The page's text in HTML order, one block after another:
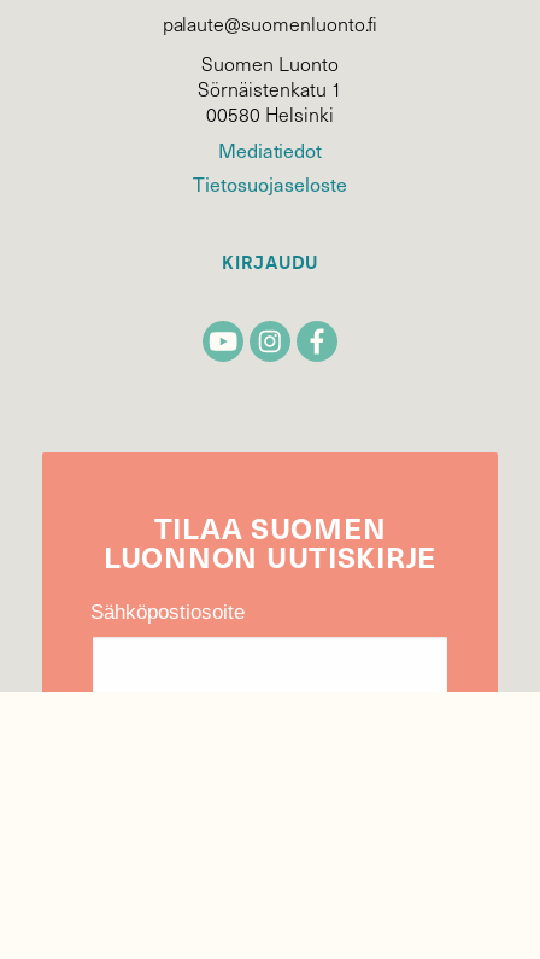
palaute@suomenluonto.fi
Suomen Luonto
Sörnäistenkatu 1
00580 Helsinki
Mediatiedot
Tietosuojaseloste
KIRJAUDU
TILAA SUOMEN
LUONNON UUTIS­KIRJE
Sähköpostiosoite